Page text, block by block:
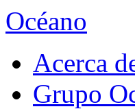
Océano
Acerca
Grupo